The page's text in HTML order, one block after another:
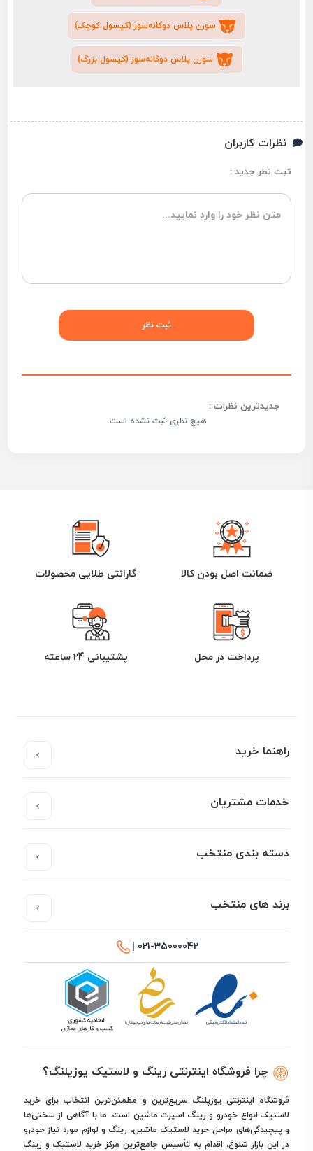
سورن پلاس دوگانه‌سوز (کپسول کوچک)
سورن پلاس دوگانه‌سوز (کپسول بزرگ)
نظرات کاربران
ثبت نظر جدید :
جدیدترین نظرات :
هیچ نظری ثبت نشده است.
ضمانت اصل بودن کالا گارانتی طلایی محصولات
پرداخت در محل پشتیبانی 24 ساعته
راهنما خرید
خدمات مشتریان
دسته بندی منتخب
برند های منتخب
021-35000042 |
چرا فروشگاه اینترنتی رینگ و لاستیک یوزپلنگ؟
فروشگاه اینترنتی یوزپلنگ سریع‌ترین و مطمئن‌ترین انتخاب برای خرید
لاستیک انواع خودرو و رینگ اسپرت ماشین است. ما با آگاهی از سختی‌ها
و پیچیدگی‌های مراحل خرید لاستیک ماشین، رینگ و لوازم مورد نیاز خودرو
در این بازار شلوغ، اقدام به تأسیس جامع‌ترین مرکز خرید لاستیک و رینگ